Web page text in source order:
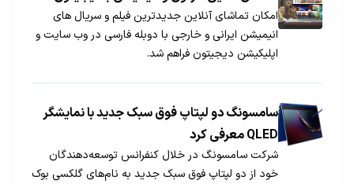
امکان تماشای آنلاین جدیدترین فیلم و سریال های
انیمیشن ایرانی و خارجی با دوبله فارسی در وب سایت و
اپلیکیشن دیجیتون فراهم شد.
سامسونگ دو لپتاپ فوق سبک جدید با نمایشگر
QLED معرفی کرد
شرکت سامسونگ در خلال کنفرانس توسعه‌دهندگان
خود از دو لپتاپ فوق سبک جدید به نام‌های گلکسی بوک